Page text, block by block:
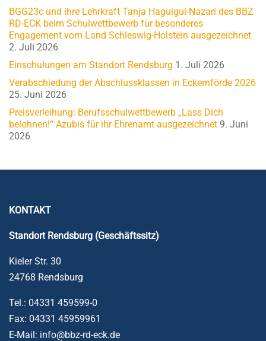
BGG23c und ihre Lehrkraft Tanja Haguigui-Nazari des BBZ
RD-ECK beim Schulwettbewerb für besonderes
Engagement vom Land Schleswig-Holstein ausgezeichnet
2. Juli 2026
Einschulungen am Standort Rendsburg 1. Juli 2026
Verabschiedung der Abschlussklassen in Eckernförde 2026
25. Juni 2026
Preisverleihung: Berufsschulwettbewerb „Lass Dich
belohnen!“ Azubis für ihr Ehrenamt ausgezeichnet 9. Juni
2026
KONTAKT
Standort Rendsburg (Geschäftssitz)
Kieler Str. 30
24768 Rendsburg
Tel.: 04331 459599-0
Fax: 04331 45959961
E-Mail: info@bbz-rd-eck.de